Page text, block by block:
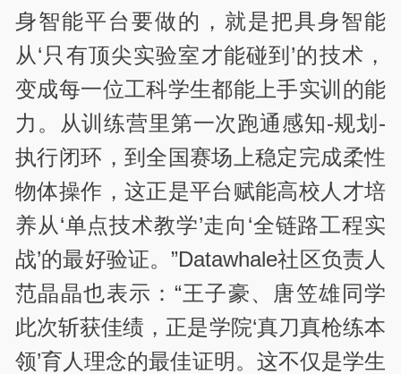
身智能平台要做的，就是把具身智能
从‘只有顶尖实验室才能碰到’的技术，
变成每一位工科学生都能上手实训的能
力。从训练营里第一次跑通感知-规划-
执行闭环，到全国赛场上稳定完成柔性
物体操作，这正是平台赋能高校人才培
养从‘单点技术教学’走向‘全链路工程实
战’的最好验证。”Datawhale社区负责人
范晶晶也表示：“王子豪、唐笠雄同学
此次斩获佳绩，正是学院‘真刀真枪练本
领’育人理念的最佳证明。这不仅是学生